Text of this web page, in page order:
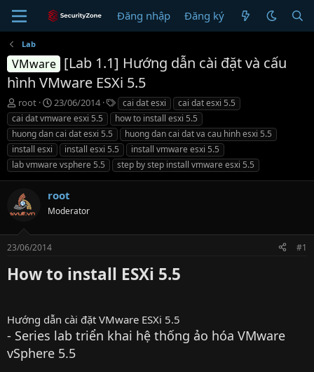
Đăng nhập Đăng ký
Lab
VMware [Lab 1.1] Hướng dẫn cài đặt và cấu
hình VMware ESXi 5.5
T
h
r
e
a
d
s
a
r
r
root
N
g
à
y
g
ử
i
23/06/2014
T
ừ
k
h
ó
a
cai dat esxi
cai dat esxi 5.5
cai dat vmware esxi 5.5
how to install esxi 5.5
huong dan cai dat esxi 5.5
huong dan cai dat va cau hinh esxi 5.5
install esxi
install esxi 5.5
install vmware esxi 5.5
lab vmware vsphere 5.5
step by step install vmware esxi 5.5
root
Moderator
23/06/2014 #1
How to install ESXi 5.5
Hướng dẫn cài đặt VMware ESXi 5.5
- Series lab triển khai hệ thống ảo hóa VMware
vSphere 5.5